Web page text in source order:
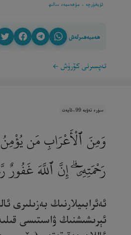
ئۇيغۇرچە - مۇھەممەد سالىھ
ھەمبەھىرلەش
تەپسىرنى كۆرۈش
سۈرە تەۋبە 99-ئايەت
وَمِنَ ٱلْأَعْرَابِ مَن يُؤْمِنُ
رَحْمَتِهِۦٓ ۗ إِنَّ ٱللَّهَ غَفُورٌ
ئەئرابىيلارنىڭ بەزىلىرى
ئېرىشىشنىڭ ۋاسىتىسى